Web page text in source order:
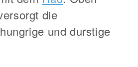
die
und durstige